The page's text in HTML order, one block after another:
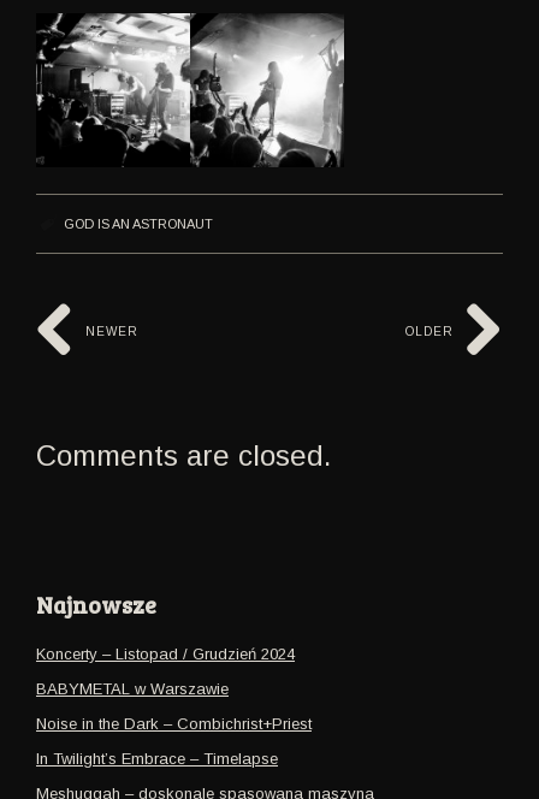
GOD IS AN ASTRONAUT
OLDER
NEWER
Comments are closed.
Najnowsze
Koncerty – Listopad / Grudzień 2024
BABYMETAL w Warszawie
Noise in the Dark – Combichrist+Priest
In Twilight’s Embrace – Timelapse
Meshuggah – doskonale spasowana maszyna